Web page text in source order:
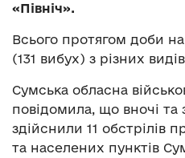
«Північ».
Всього протягом доби
(131 вибух) з різних
Сумська обласна
повідомила, що вночі та
здійснили 11 обстрілів
та населених пунктів